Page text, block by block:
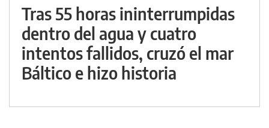
Tras 55 horas ininterrumpidas
dentro del agua y cuatro
intentos fallidos, cruzó el mar
Báltico e hizo historia